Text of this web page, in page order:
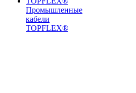
Промышленные
кабели
TOPFLEX®